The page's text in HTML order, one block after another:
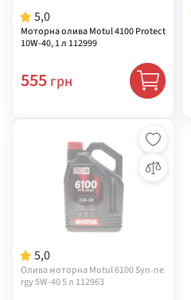
5,0
Моторна олива Motul 4100 Protect
10W-40, 1 л 112999
555 грн
5,0
Олива моторна Motul 6100 Syn-ne
rgy 5W-40 5 л 112963